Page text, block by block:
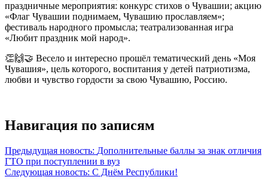
праздничные мероприятия: конкурс стихов о Чувашии; акцию
«Флаг Чувашии поднимаем, Чувашию прославляем»;
фестиваль народного промысла; театрализованная игра
«Любит праздник мой народ».
👏🙌🤝 Весело и интересно прошёл тематический день «Моя
Чувашия», цель которого, воспитания у детей патриотизма,
любви и чувство гордости за свою Чувашию, Россию.
Навигация по записям
Предыдущая новость: Дополнительные баллы за знак отличия
ГТО при поступлении в вуз
Следующая новость: C Днём Республики!